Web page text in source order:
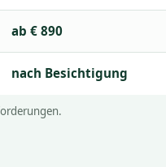
ab € 890
nach Besichtigung